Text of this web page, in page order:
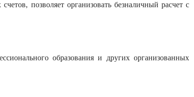
позволяет организовать безналичный расчет с
образования и других организованных